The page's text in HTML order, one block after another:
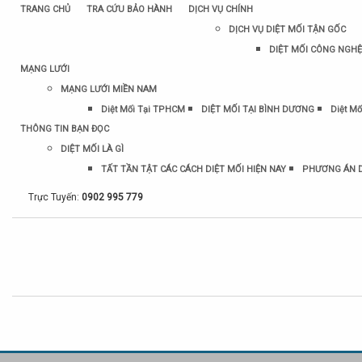
TRANG CHỦ TRA CỨU BẢO HÀNH
DỊCH VỤ CHÍNH
DỊCH VỤ DIỆT MỐI TẬN GỐC
DIỆT MỐI CÔNG
MẠNG LƯỚI
MẠNG LƯỚI MIỀN NAM
Diệt Mối Tại TPHCM
DIỆT MỐI TẠI BÌNH DƯƠNG
Diệt
THÔNG TIN BẠN ĐỌC
DIỆT MỐI LÀ GÌ
TẤT TẦN TẬT CÁC CÁCH DIỆT MỐI HIỆN NAY
PHƯƠNG ÁN
Trực Tuyến: 0902 995 779